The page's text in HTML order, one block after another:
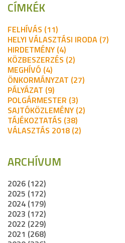
CÍMKÉK
FELHÍVÁS (11)
HELYI VÁLASZTÁSI IRODA (7)
HIRDETMÉNY (4)
KÖZBESZERZÉS (2)
MEGHÍVÓ (4)
ÖNKORMÁNYZAT (27)
PÁLYÁZAT (9)
POLGÁRMESTER (3)
SAJTÓKÖZLEMÉNY (2)
TÁJÉKOZTATÁS (38)
VÁLASZTÁS 2018 (2)
ARCHÍVUM
2026 (122)
2025 (172)
2024 (179)
2023 (172)
2022 (229)
2021 (268)